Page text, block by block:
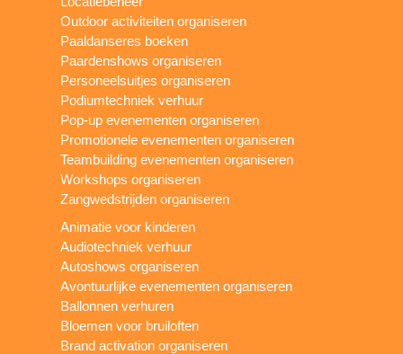
Outdoor activiteiten organiseren
Paaldanseres boeken
Paardenshows organiseren
Personeelsuitjes organiseren
Podiumtechniek verhuur
Pop-up evenementen organiseren
Promotionele evenementen organiseren
Teambuilding evenementen organiseren
Workshops organiseren
Zangwedstrijden organiseren
Animatie voor kinderen
Audiotechniek verhuur
Autoshows organiseren
Avontuurlijke evenementen organiseren
Ballonnen verhuren
Bloemen voor bruiloften
Brand activation organiseren